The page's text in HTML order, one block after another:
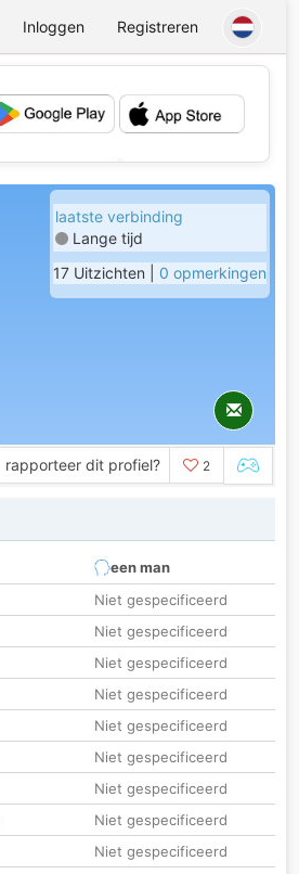
Inloggen Registreren
💕
laatste verbinding
Lange tijd
17 Uitzichten | 0 opmerkingen
rapporteer dit profiel? 2
een man
Niet gespecificeerd
Niet gespecificeerd
Niet gespecificeerd
Niet gespecificeerd
Niet gespecificeerd
Niet gespecificeerd
Niet gespecificeerd
Niet gespecificeerd
Niet gespecificeerd